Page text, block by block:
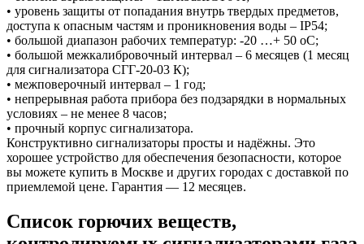
• уровень защиты от попадания внутрь твердых предметов,
доступа к опасным частям и проникновения воды – IP54;
• большой диапазон рабочих температур: -20 …+ 50 оС;
• большой межкалибровочный интервал – 6 месяцев (1 месяц
для сигнализатора СГГ-20-03 К);
• межповерочный интервал – 1 год;
• непрерывная работа прибора без подзарядки в нормальных
условиях – не менее 8 часов;
• прочный корпус сигнализатора.
Конструктивно сигнализаторы просты и надёжны. Это
хорошее устройство для обеспечения безопасности, которое
вы можете купить в Москве и других городах с доставкой по
приемлемой цене. Гарантия — 12 месяцев.
Список горючих веществ,